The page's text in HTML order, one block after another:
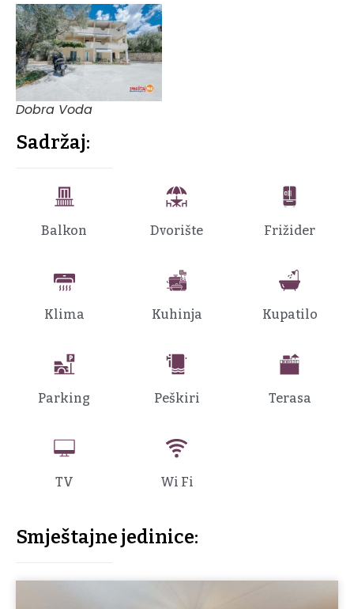
Dobra Voda
Sadržaj:
Balkon Dvorište Frižider
Klima Kuhinja Kupatilo
Parking Peškiri Terasa
TV Wi Fi
Smještajne jedinice: